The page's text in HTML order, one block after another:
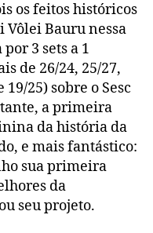
os feitos históricos
Vôlei Bauru nessa
3 sets a 1
de 26/24, 25/27,
19/25) sobre o Sesc
a primeira
da história da
e mais fantástico:
sua primeira
da
seu projeto.